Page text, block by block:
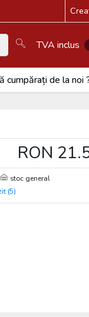
TVA inclus
cumpărați de la noi
RON
stoc general
(5)